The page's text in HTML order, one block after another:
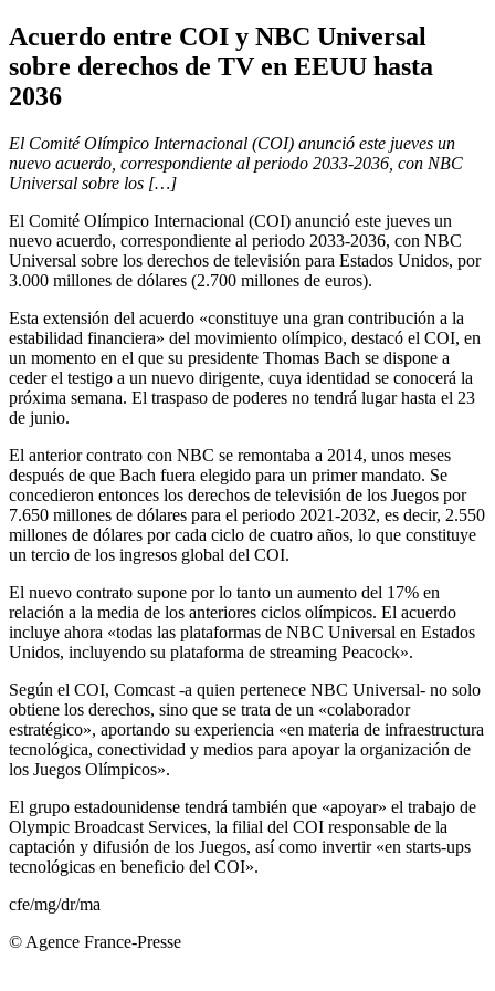
Acuerdo entre COI y NBC Universal
sobre derechos de TV en EEUU hasta
2036
El Comité Olímpico Internacional (COI) anunció este jueves un
nuevo acuerdo, correspondiente al periodo 2033-2036, con NBC
Universal sobre los […]
El Comité Olímpico Internacional (COI) anunció este jueves un
nuevo acuerdo, correspondiente al periodo 2033-2036, con NBC
Universal sobre los derechos de televisión para Estados Unidos, por
3.000 millones de dólares (2.700 millones de euros).
Esta extensión del acuerdo «constituye una gran contribución a la
estabilidad financiera» del movimiento olímpico, destacó el COI, en
un momento en el que su presidente Thomas Bach se dispone a
ceder el testigo a un nuevo dirigente, cuya identidad se conocerá la
próxima semana. El traspaso de poderes no tendrá lugar hasta el 23
de junio.
El anterior contrato con NBC se remontaba a 2014, unos meses
después de que Bach fuera elegido para un primer mandato. Se
concedieron entonces los derechos de televisión de los Juegos por
7.650 millones de dólares para el periodo 2021-2032, es decir, 2.550
millones de dólares por cada ciclo de cuatro años, lo que constituye
un tercio de los ingresos global del COI.
El nuevo contrato supone por lo tanto un aumento del 17% en
relación a la media de los anteriores ciclos olímpicos. El acuerdo
incluye ahora «todas las plataformas de NBC Universal en Estados
Unidos, incluyendo su plataforma de streaming Peacock».
Según el COI, Comcast -a quien pertenece NBC Universal- no solo
obtiene los derechos, sino que se trata de un «colaborador
estratégico», aportando su experiencia «en materia de infraestructura
tecnológica, conectividad y medios para apoyar la organización de
los Juegos Olímpicos».
El grupo estadounidense tendrá también que «apoyar» el trabajo de
Olympic Broadcast Services, la filial del COI responsable de la
captación y difusión de los Juegos, así como invertir «en starts-ups
tecnológicas en beneficio del COI».
cfe/mg/dr/ma
© Agence France-Presse